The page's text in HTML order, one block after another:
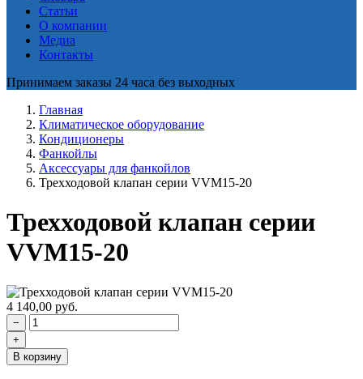
Статьи
О компании
Медиа
Контакты
Принимаем заказы 24 часа без выходных
Главная
Климатическое оборудование
Кондиционеры
Фанкойлы
Аксессуары для фанкойлов
Трехходовой клапан серии VVM15-20
Трехходовой клапан серии
VVM15-20
4 140,00 руб.
−
+
В корзину